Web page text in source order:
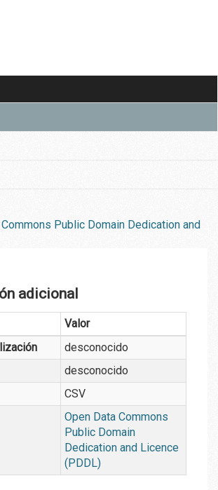
Public Domain Dedication and
adicional
Valor
desconocido
desconocido
CSV
Open Data Commons
Public Domain
Dedication and Licence
(PDDL)